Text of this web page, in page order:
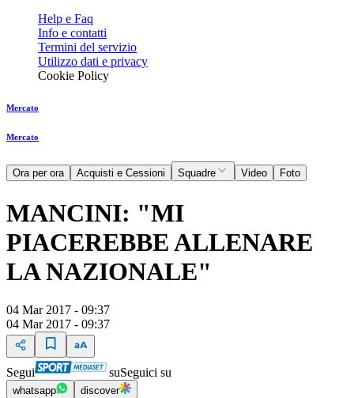
Help e Faq
Info e contatti
Termini del servizio
Utilizzo dati e privacy
Cookie Policy
Mercato
Mercato
Ora per ora Acquisti e Cessioni Squadre Video Foto
MANCINI: "MI
PIACEREBBE ALLENARE
LA NAZIONALE"
04 Mar 2017 - 09:37
04 Mar 2017 - 09:37
Segui suSeguici su
whatsapp discover